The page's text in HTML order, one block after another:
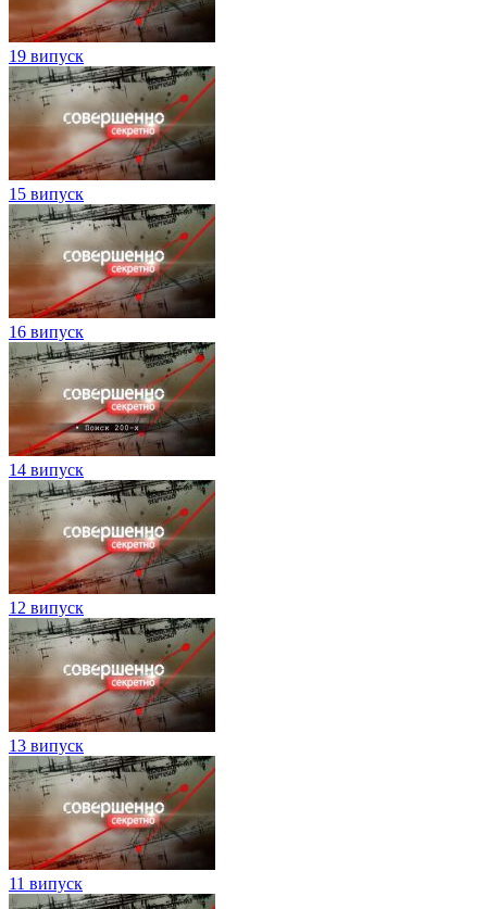
19 випуск
15 випуск
16 випуск
14 випуск
12 випуск
13 випуск
11 випуск